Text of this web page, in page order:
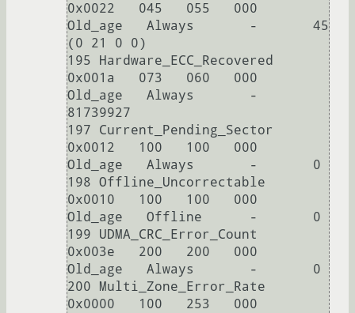
0x0022   045   055   000
Old_age   Always       -       45
(0 21 0 0)
195 Hardware_ECC_Recovered
0x001a   073   060   000
Old_age   Always       -
81739927
197 Current_Pending_Sector
0x0012   100   100   000
Old_age   Always       -       0
198 Offline_Uncorrectable
0x0010   100   100   000
Old_age   Offline      -       0
199 UDMA_CRC_Error_Count
0x003e   200   200   000
Old_age   Always       -       0
200 Multi_Zone_Error_Rate
0x0000   100   253   000